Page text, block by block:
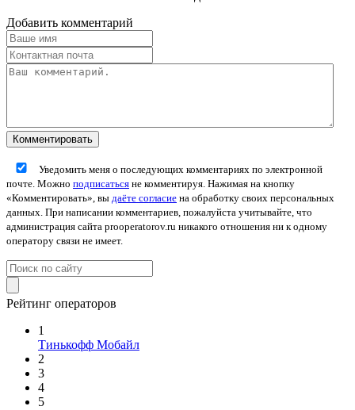
Добавить комментарий
Уведомить меня о последующих комментариях по электронной
почте. Можно подписаться не комментируя. Нажимая на кнопку
«Комментировать», вы даёте согласие на обработку своих персональных
данных. При написании комментариев, пожалуйста учитывайте, что
администрация сайта prooperatorov.ru никакого отношения ни к одному
оператору связи не имеет.
Рейтинг операторов
1
Тинькофф Мобайл
2
3
4
5